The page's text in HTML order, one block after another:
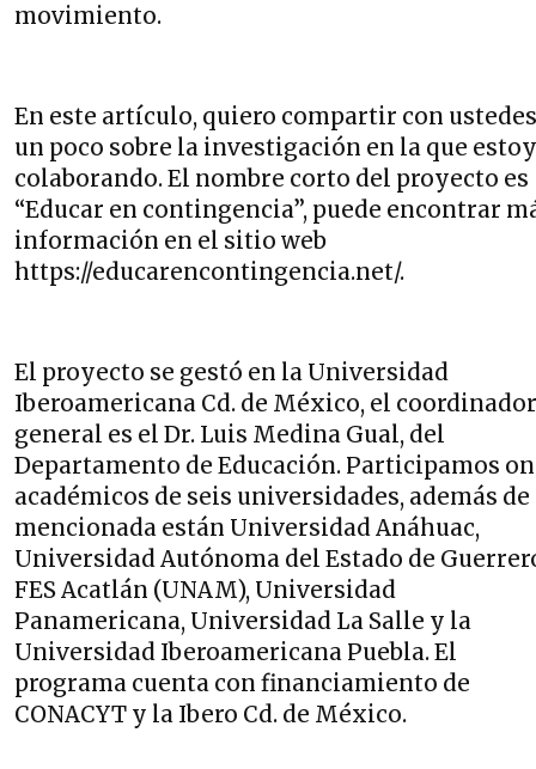
movimiento.
En este artículo, quiero compartir con ustedes
un poco sobre la investigación en la que estoy
colaborando. El nombre corto del proyecto es
“Educar en contingencia”, puede encontrar
información en el sitio web
https://educarencontingencia.net/.
El proyecto se gestó en la Universidad
Iberoamericana Cd. de México, el coordinador
general es el Dr. Luis Medina Gual, del
Departamento de Educación. Participamos
académicos de seis universidades, además de
mencionada están Universidad Anáhuac,
Universidad Autónoma del Estado de
FES Acatlán (UNAM), Universidad
Panamericana, Universidad La Salle y la
Universidad Iberoamericana Puebla. El
programa cuenta con financiamiento de
CONACYT y la Ibero Cd. de México.